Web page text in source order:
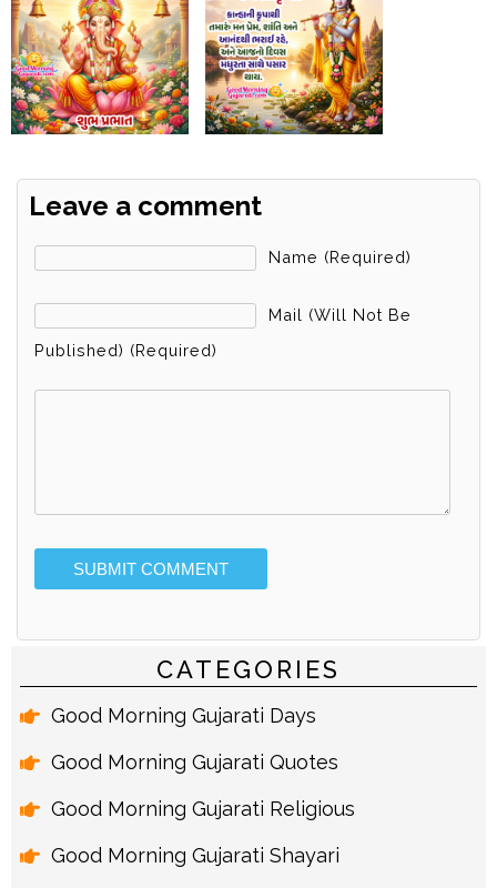
Leave a comment
Name (required)
Mail (will Not Be
Published) (required)
Alternative:
CATEGORIES
Good Morning Gujarati Days
Good Morning Gujarati Quotes
Good Morning Gujarati Religious
Good Morning Gujarati Shayari